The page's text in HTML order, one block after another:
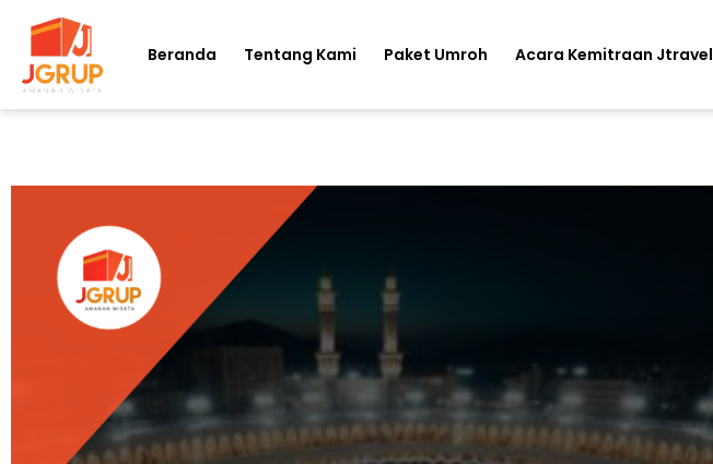
Beranda Tentang Kami Paket Umroh Acara Kemitraan Jtravel